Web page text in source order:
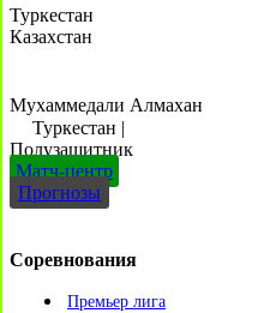
Туркестан
Казахстан
Мухаммедали Алмахан
Туркестан |
Полузащитник
Матч-центр
Прогнозы
Соревнования
Премьер лига